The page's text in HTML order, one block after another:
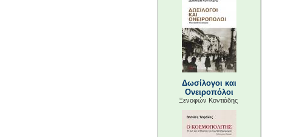
Δωσίλογοι και
Ονειροπόλοι
Ξενοφών Κοντιάδης